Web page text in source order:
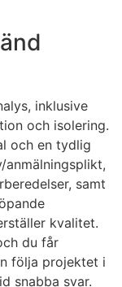
inklusive
och isolering.
och en tydlig
samt
kvalitet.
du får
följa projektet i
snabba svar.